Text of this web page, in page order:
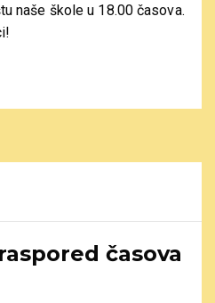
naše škole u 18.00 časova.
časova